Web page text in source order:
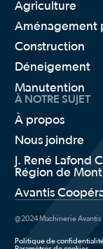
Agriculture
Aménagement
Construction
Déneigement
Manutention
À NOTRE SUJET
À propos
Nous joindre
J. René Lafond
Région de
Avantis
@2024 Machinerie Avantis
Politique de